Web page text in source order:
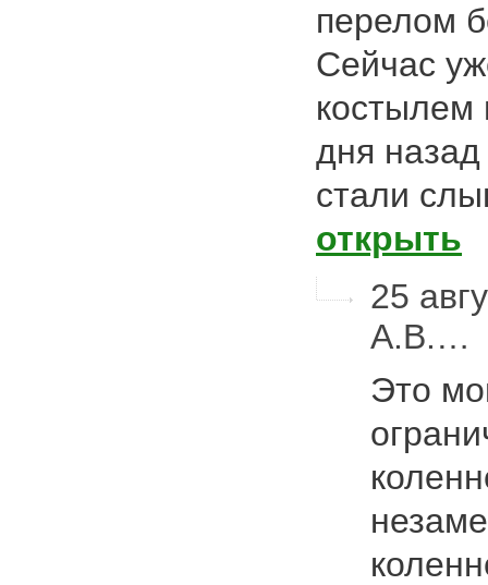
перелом
Сейчас
костылем
дня назад
стали
открыть
25
А.В.…
Это